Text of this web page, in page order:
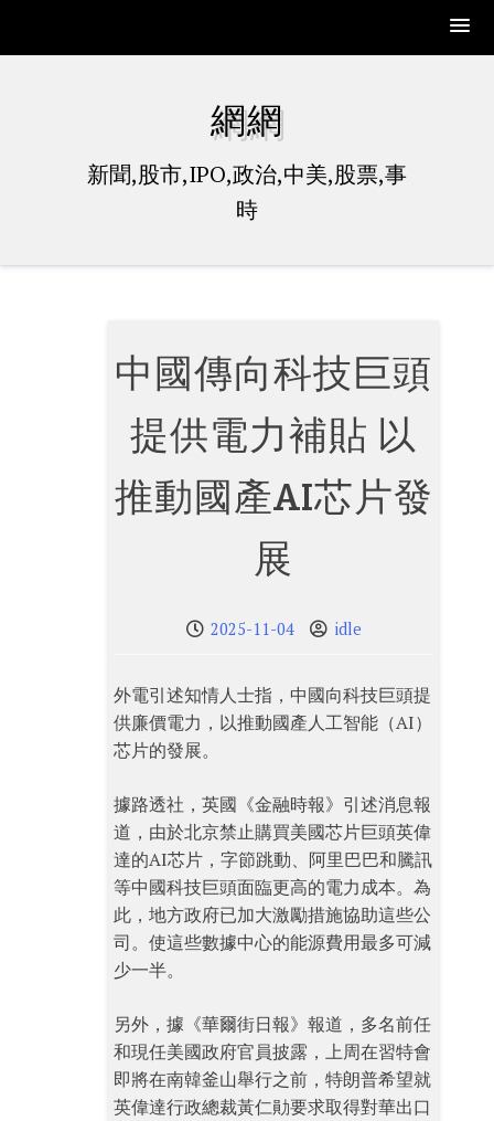
網網
新聞,股市,IPO,政治,中美,股票,事
時
中國傳向科技巨頭
提供電力補貼 以
推動國產AI芯片發
展
2025-11-04 idle
外電引述知情人士指，中國向科技巨頭提
供廉價電力，以推動國產人工智能（AI）
芯片的發展。
據路透社，英國《金融時報》引述消息報
道，由於北京禁止購買美國芯片巨頭英偉
達的AI芯片，字節跳動、阿里巴巴和騰訊
等中國科技巨頭面臨更高的電力成本。為
此，地方政府已加大激勵措施協助這些公
司。使這些數據中心的能源費用最多可減
少一半。
另外，據《華爾街日報》報道，多名前任
和現任美國政府官員披露，上周在習特會
即將在南韓釜山舉行之前，特朗普希望就
英偉達行政總裁黃仁勛要求取得對華出口